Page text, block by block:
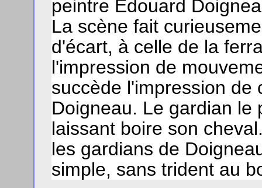
peintre Édouard
La scène fait
d'écart, à celle de la
l'impression de
succède l'impression de
Doigneau. Le gardian le
laissant boire son
les gardians de
simple, sans trident au